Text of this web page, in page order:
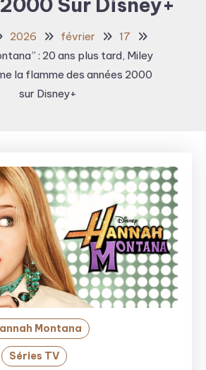
2026 février
17
: 20 ans plus tard, Miley
la flamme des années 2000
sur Disney+
Montana
Séries TV